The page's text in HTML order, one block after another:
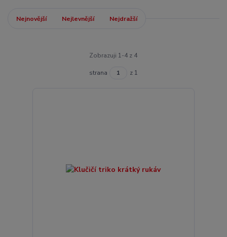
Nejnovější Nejlevnější Nejdražší
Zobrazuji 1-4 z 4
strana z 1